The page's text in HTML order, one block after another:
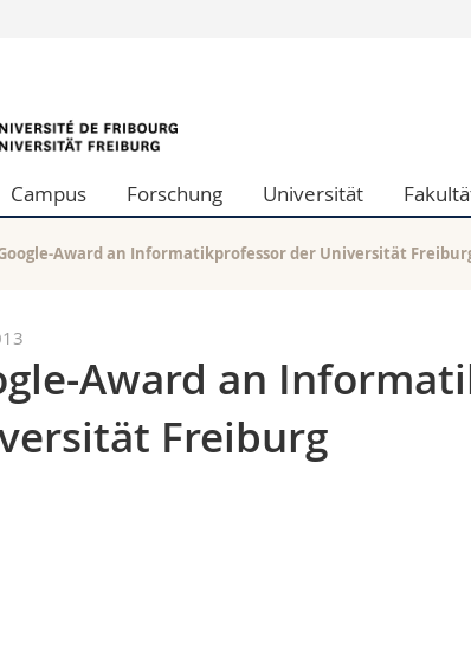
Theologische Fak.
Philosophische Fak.
Fak. für Erziehungs- und
Math.-Nat. und Med. Fak.
Interfakultär
Campus Forschung Universität
Award an Informatikprofessor der Universität
Award an
Freiburg